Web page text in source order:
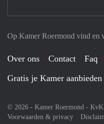
Op Kamer Roermond vind en
Over ons Contact Faq
Gratis je Kamer
© 2026 - Kamer Roermond -
Voorwaarden & privacy